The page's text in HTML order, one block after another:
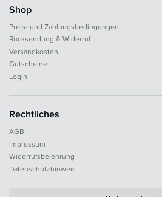
Shop
Preis- und Zahlungsbedingungen
Rücksendung & Widerruf
Versandkosten
Gutscheine
Login
Rechtliches
AGB
Impressum
Widerrufsbelehrung
Datenschutzhinweis